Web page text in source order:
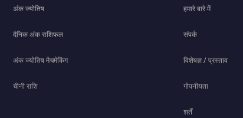
अंक ज्योतिष
दैनिक अंक राशिफल
अंक ज्योतिष मैचमेकिंग
चीनी राशि
हमारे बारे में
संपर्क
विशेषज्ञ / प्रस्ताव
गोपनीयता
शर्तें